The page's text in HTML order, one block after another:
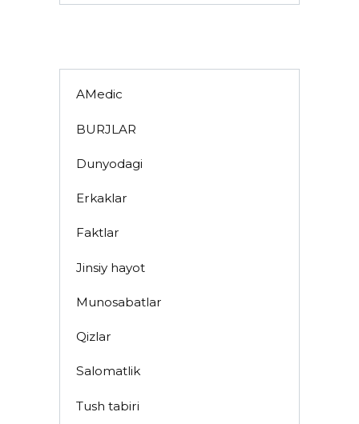
AMedic
BURJLAR
Dunyodagi
Erkaklar
Faktlar
Jinsiy hayot
Munosabatlar
Qizlar
Salomatlik
Tush tabiri